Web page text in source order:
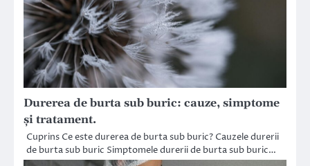
Durerea de burta sub buric: cauze, simptome
și tratament.
Cuprins Ce este durerea de burta sub buric? Cauzele durerii
de burta sub buric Simptomele durerii de burta sub buric…